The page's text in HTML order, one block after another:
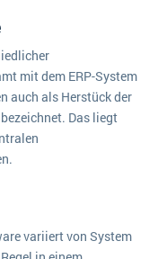
mit dem ERP-System
auch als Herstück der
Das liegt
variiert von System